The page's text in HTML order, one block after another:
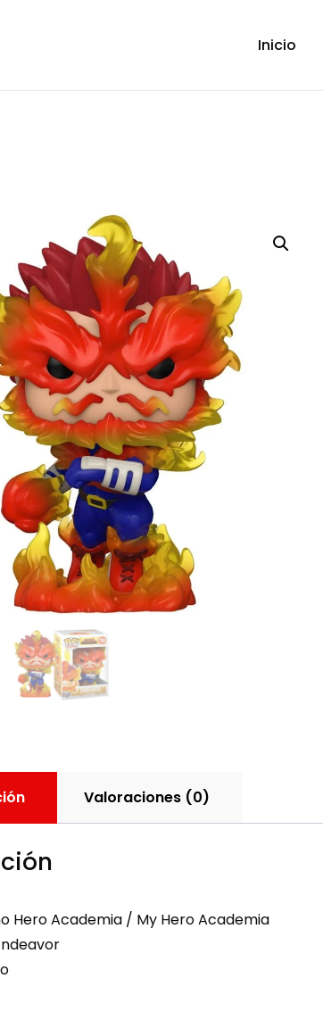
Inicio
Valoraciones (0)
Hero Academia / My Hero Academia